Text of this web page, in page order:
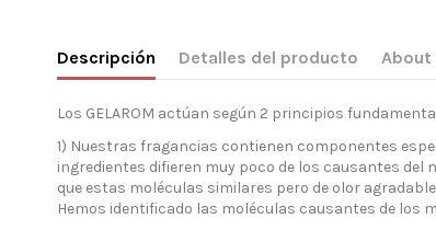
Descripción Detalles del producto About
Los GELAROM actúan según 2 principios
1) Nuestras fragancias contienen componentes
ingredientes difieren muy poco de los causantes
que estas moléculas similares pero de olor
Hemos identificado las moléculas causantes de los